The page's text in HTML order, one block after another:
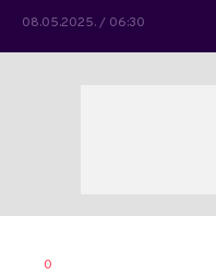
08.05.2025. / 06:30
0